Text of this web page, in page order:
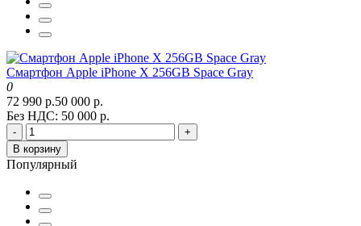
Смартфон Apple iPhone X 256GB Space Gray
0
72 990 р.50 000 р.
Без НДС: 50 000 р.
-
+
В корзину
Популярный